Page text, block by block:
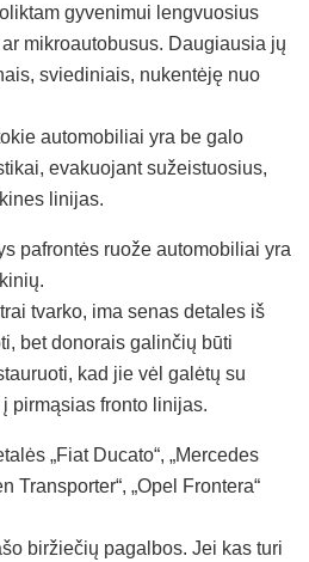
gyvenimui lengvuosius
mikroautobusus. Daugiausia jų
sviediniais, nukentėję nuo
automobiliai yra be galo
evakuojant sužeistuosius,
linijas.
pafrontės ruože automobiliai yra
tvarko, ima senas detales iš
bet donorais galinčių būti
kad jie vėl galėtų su
pirmąsias fronto linijas.
„Fiat Ducato“, „Mercedes
Transporter“, „Opel Frontera“
biržiečių pagalbos. Jei kas turi